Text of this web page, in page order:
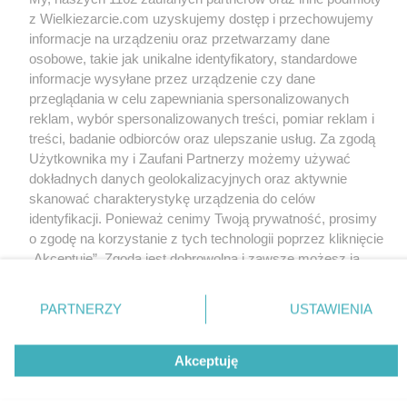
Pan Morelka 2015
9.8k 1 27
Wkn
Moja przyjaciółka Sara
...od 13 lat .....jest ...i
daje radość i miłość...
Polityka prywatności
z Wielkiezarcie.com uzyskujemy dostęp i przechowujemy
informacje na urządzeniu oraz przetwarzamy dane
osobowe, takie jak unikalne identyfikatory, standardowe
informacje wysyłane przez urządzenie czy dane
przeglądania w celu zapewniania spersonalizowanych
reklam, wybór spersonalizowanych treści, pomiar reklam i
treści, badanie odbiorców oraz ulepszanie usług. Za zgodą
Użytkownika my i Zaufani Partnerzy możemy używać
dokładnych danych geolokalizacyjnych oraz aktywnie
skanować charakterystykę urządzenia do celów
identyfikacji. Ponieważ cenimy Twoją prywatność, prosimy
o zgodę na korzystanie z tych technologii poprzez kliknięcie
„Akceptuję”. Zgoda jest dobrowolna i zawsze możesz ją
znajdujący się w lewym dolnym rogu strony
. Niektóre
rodzaje przetwarzania danych nie wymagają zgody
użytkownika, ale masz prawo sprzeciwić się takiemu
przetwarzaniu. Preferencje będą miały zastosowania tylko
na tej witrynie.
PARTNERZY USTAWIENIA
Akceptuję